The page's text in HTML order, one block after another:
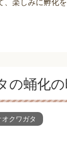
、楽しみに孵化
の蛹化の
オクワガタ